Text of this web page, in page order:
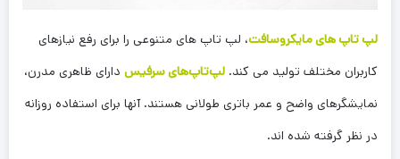
لپ تاپ های مایکروسافت، لپ تاپ های متنوعی را برای رفع نیازهای
کاربران مختلف تولید می کند. لپ‌تاپ‌های سرفیس دارای ظاهری مدرن،
نمایشگرهای واضح و عمر باتری طولانی هستند. آنها برای استفاده روزانه
در نظر گرفته شده اند.